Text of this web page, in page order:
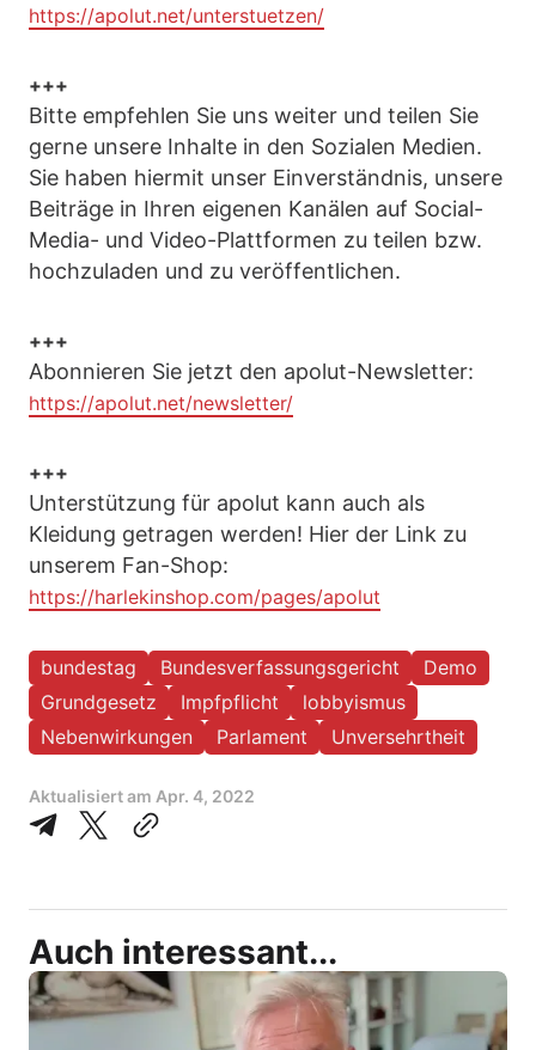
https://apolut.net/unterstuetzen/
+++
Bitte empfehlen Sie uns weiter und teilen Sie
gerne unsere Inhalte in den Sozialen Medien.
Sie haben hiermit unser Einverständnis, unsere
Beiträge in Ihren eigenen Kanälen auf Social-
Media- und Video-Plattformen zu teilen bzw.
hochzuladen und zu veröffentlichen.
+++
Abonnieren Sie jetzt den apolut-Newsletter:
https://apolut.net/newsletter/
+++
Unterstützung für apolut kann auch als
Kleidung getragen werden! Hier der Link zu
unserem Fan-Shop:
https://harlekinshop.com/pages/apolut
bundestag Bundesverfassungsgericht
Demo
Grundgesetz
Impfpflicht
lobbyismus
Nebenwirkungen
Parlament Unversehrtheit
Aktualisiert am Apr. 4, 2022
Auch interessant...